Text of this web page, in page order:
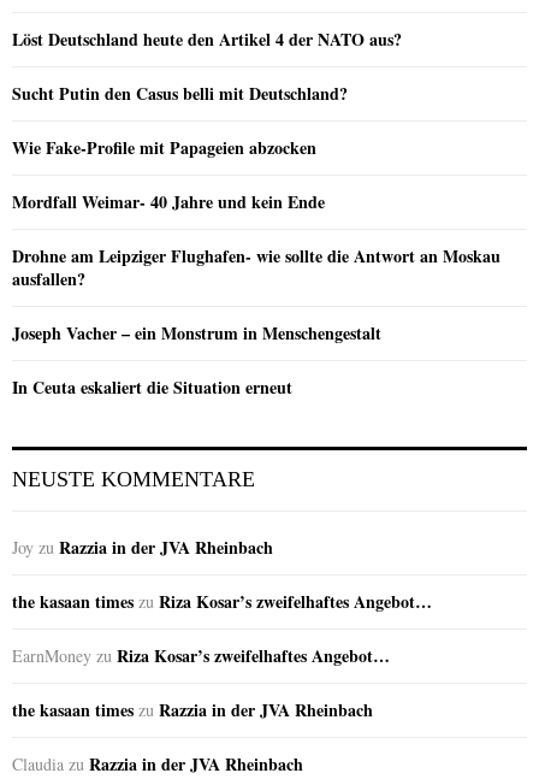
Löst Deutschland heute den Artikel 4 der NATO aus?
Sucht Putin den Casus belli mit Deutschland?
Wie Fake-Profile mit Papageien abzocken
Mordfall Weimar- 40 Jahre und kein Ende
Drohne am Leipziger Flughafen- wie sollte die Antwort an Moskau
ausfallen?
Joseph Vacher – ein Monstrum in Menschengestalt
In Ceuta eskaliert die Situation erneut
NEUSTE KOMMENTARE
Joy zu Razzia in der JVA Rheinbach
the kasaan times zu Riza Kosar’s zweifelhaftes Angebot…
EarnMoney zu Riza Kosar’s zweifelhaftes Angebot…
the kasaan times zu Razzia in der JVA Rheinbach
Claudia zu Razzia in der JVA Rheinbach